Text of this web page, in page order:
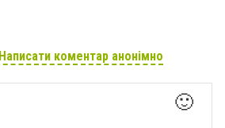
Написати коментар анонімно
🙂